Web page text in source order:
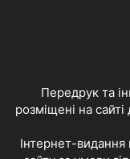
Передрук та
розміщені на
Інтернет-